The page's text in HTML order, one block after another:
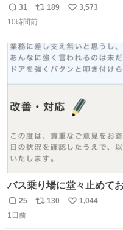
世代（笑） #70年代
返
信
31
リ
ポ
ト
数
189
い
数
3,573
10時間前
バス乗り場に堂々止めて
ね 運転士は日本人やったのなら韓国人は関係ないし、なん
なら68歳も関係ない…
返
信
25
リ
130
い
1,044
1日前